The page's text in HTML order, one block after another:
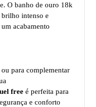
O banho de ouro 18k
intenso e
acabamento
para complementar
free é perfeita para
e conforto